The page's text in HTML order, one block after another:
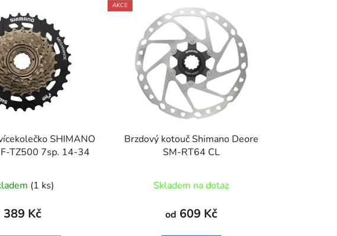
SHIMANO
TZ500 7sp. 14-34
(1 ks)
389 Kč
AKCE
Brzdový kotouč Shimano Deore
SM-RT64 CL
Skladem na dotaz
od 609 Kč